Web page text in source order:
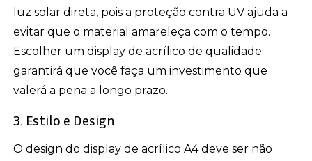
luz solar direta, pois a proteção contra UV ajuda a
evitar que o material amareleça com o tempo.
Escolher um display de acrílico de qualidade
garantirá que você faça um investimento que
valerá a pena a longo prazo.
3. Estilo e Design
O design do display de acrílico A4 deve ser não